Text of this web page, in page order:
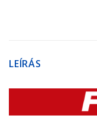
LEÍRÁS